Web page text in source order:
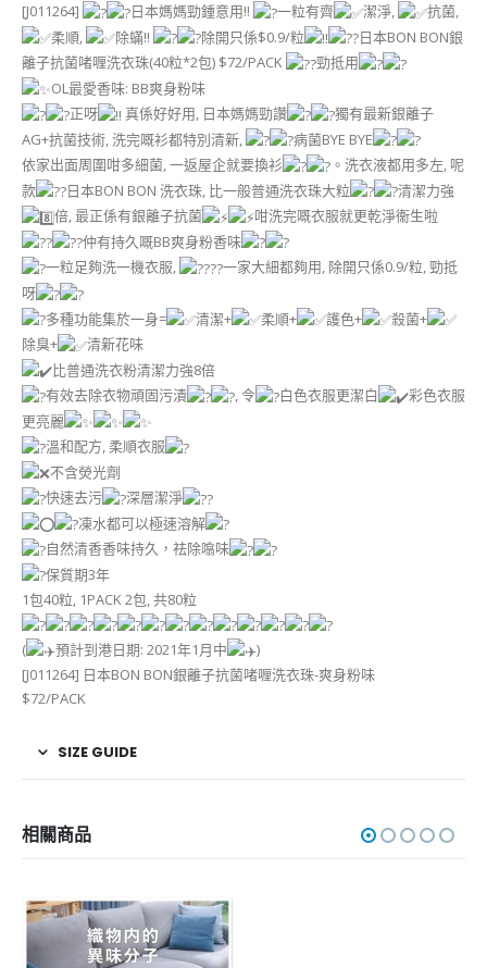
[J011264] 日本媽媽勁鍾意用!! 一粒有齊 潔淨,
抗菌,
柔順,
除蟎!! 除開只係$0.9/粒
日本BON BON銀
離子抗菌啫喱洗衣珠(40粒*2包) $72/PACK
勁抵用
OL最愛香味: BB爽身粉味
正呀
真係好好用, 日本媽媽勁讚
獨有最新銀離子
AG+抗菌技術, 洗完嘅衫都特別清新,
病菌BYE BYE
依家出面周圍咁多細菌, 一返屋企就要換衫
。洗衣液都用多左, 呢
款
日本BON BON 洗衣珠, 比一般普通洗衣珠大粒
清潔力強
倍, 最正係有銀離子抗菌
咁洗完嘅衣服就更乾淨衞生啦
仲有持久嘅BB爽身粉香味
一粒足夠洗一機衣服,
一家大細都夠用, 除開只係0.9/粒, 勁抵
呀
多種功能集於一身=
清潔+ 柔順+ 護色+
殺菌+
除臭+
清新花味
比普通洗衣粉清潔力強8倍
有效去除衣物頑固污漬
, 令 白色衣服更潔白
彩色衣服
更亮麗
溫和配方, 柔順衣服
不含熒‎光劑‌
快速去污
深層潔淨
凍水都可以極速溶解
自然清香香味持久，祛除噏味
保質期3年
1包40粒, 1PACK 2包, 共80粒
( 預計到港日期: 2021年1月中
)
[J011264] 日本BON BON銀離子抗菌啫喱洗衣珠-爽身粉味
$72/PACK
SIZE GUIDE
相關商品